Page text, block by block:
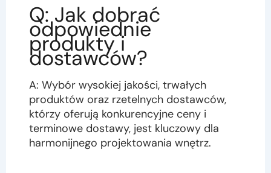
Q: Jak dobrać
odpowiednie
produkty i
dostawców?
A: Wybór wysokiej jakości, trwałych
produktów oraz rzetelnych dostawców,
którzy oferują konkurencyjne ceny i
terminowe dostawy, jest kluczowy dla
harmonijnego projektowania wnętrz.